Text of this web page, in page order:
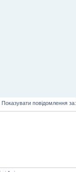
Показувати повідомлення за: